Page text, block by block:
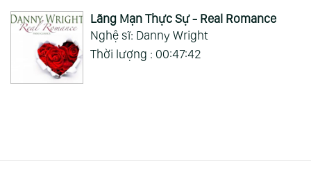
Lãng Mạn Thực Sự - Real Romance
Nghệ sĩ: Danny Wright
Thời lượng : 00:47:42